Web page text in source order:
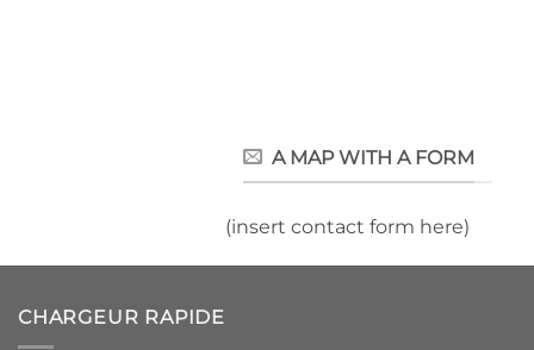
A MAP WITH A FORM
(insert contact form here)
CHARGEUR RAPIDE